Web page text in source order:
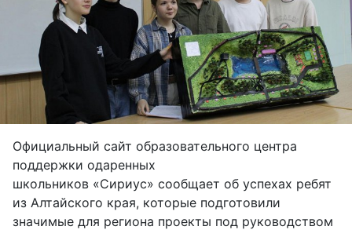
Официальный сайт образовательного центра
поддержки одаренных
школьников «Сириус» сообщает об успехах ребят
из Алтайского края, которые подготовили
значимые для региона проекты под руководством